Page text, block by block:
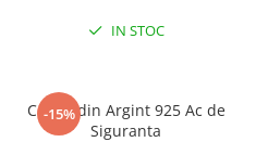
IN STOC
-15%
Cercei din Argint 925 Ac de
Siguranta